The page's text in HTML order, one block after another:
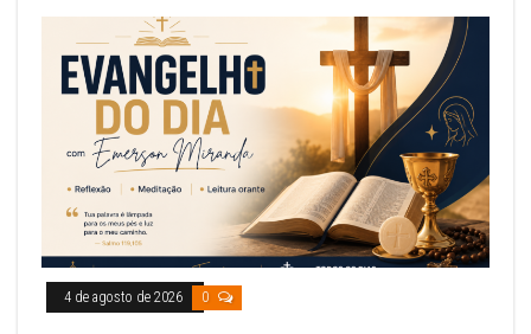
4 de agosto de 2026 0